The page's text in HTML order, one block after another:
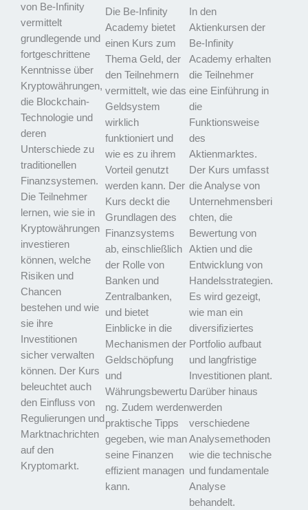
von Be-Infinity
vermittelt
grundlegende und
fortgeschrittene
Kenntnisse über
Kryptowährungen,
die Blockchain-
Technologie und
deren
Unterschiede zu
traditionellen
Finanzsystemen.
Die Teilnehmer
lernen, wie sie in
Kryptowährungen
investieren
können, welche
Risiken und
Chancen
bestehen und wie
sie ihre
Investitionen
sicher verwalten
können. Der Kurs
beleuchtet auch
den Einfluss von
Regulierungen und
Marktnachrichten
auf den
Kryptomarkt.
Die Be-Infinity
Academy bietet
einen Kurs zum
Thema Geld, der
den Teilnehmern
vermittelt, wie das
Geldsystem
wirklich
funktioniert und
wie es zu ihrem
Vorteil genutzt
werden kann. Der
Kurs deckt die
Grundlagen des
Finanzsystems
ab, einschließlich
der Rolle von
Banken und
Zentralbanken,
und bietet
Einblicke in die
Mechanismen der
Geldschöpfung
und
Währungsbewertu
ng. Zudem werden
praktische Tipps
gegeben, wie man
seine Finanzen
effizient managen
kann.
In den
Aktienkursen der
Be-Infinity
Academy erhalten
die Teilnehmer
eine Einführung in
die
Funktionsweise
des
Aktienmarktes.
Der Kurs umfasst
die Analyse von
Unternehmensberi
chten, die
Bewertung von
Aktien und die
Entwicklung von
Handelsstrategien.
Es wird gezeigt,
wie man ein
diversifiziertes
Portfolio aufbaut
und langfristige
Investitionen plant.
Darüber hinaus
werden
verschiedene
Analysemethoden
wie die technische
und fundamentale
Analyse
behandelt.